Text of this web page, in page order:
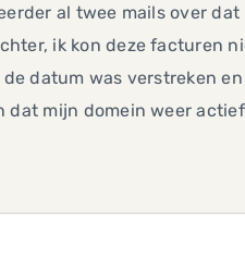
al twee mails over
ik kon deze facturen
datum was verstreken
dat mijn domein weer